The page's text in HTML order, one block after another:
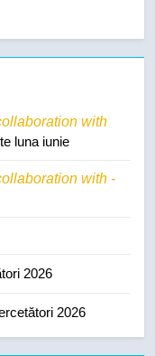
with
luna iunie
with -
2026
2026